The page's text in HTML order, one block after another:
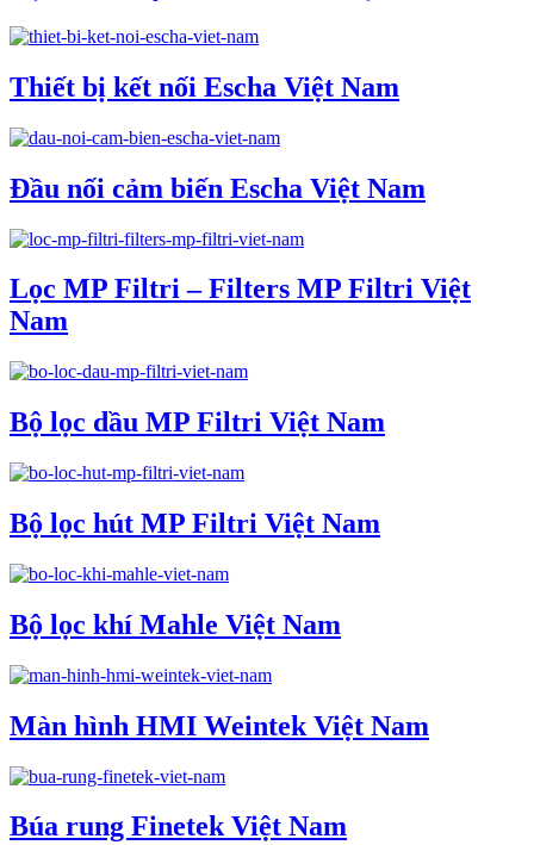
Thiết bị kết nối Escha Việt Nam
Đầu nối cảm biến Escha Việt Nam
Lọc MP Filtri – Filters MP Filtri Việt
Nam
Bộ lọc dầu MP Filtri Việt Nam
Bộ lọc hút MP Filtri Việt Nam
Bộ lọc khí Mahle Việt Nam
Màn hình HMI Weintek Việt Nam
Búa rung Finetek Việt Nam